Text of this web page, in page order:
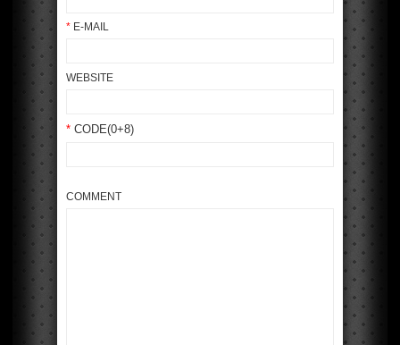
* E-MAIL
WEBSITE
* CODE(0+8)
COMMENT